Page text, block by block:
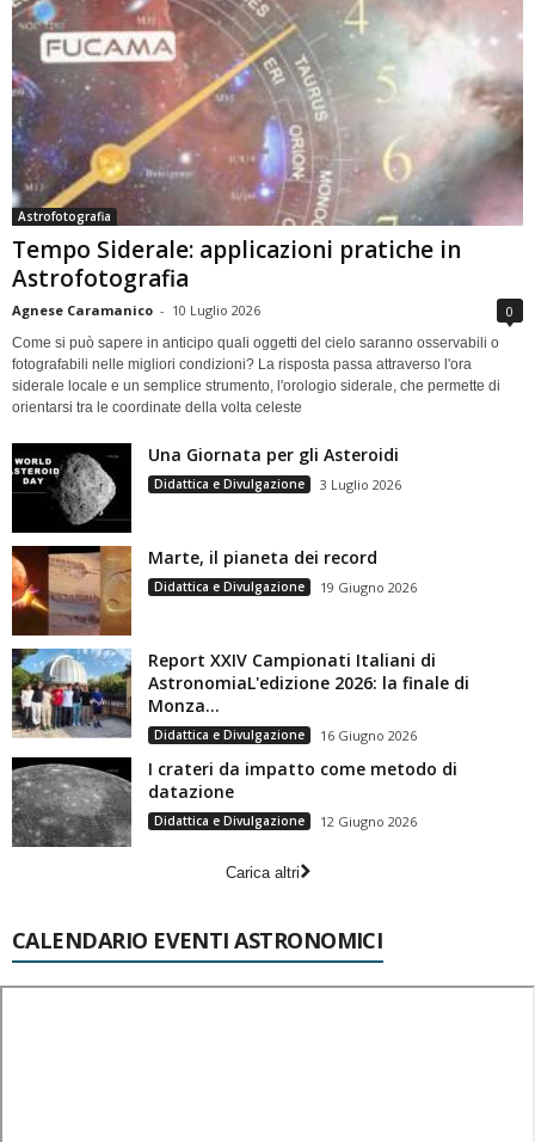
Astrofotografia
Tempo Siderale: applicazioni pratiche in
Astrofotografia
Agnese Caramanico - 10 Luglio 2026 0
Come si può sapere in anticipo quali oggetti del cielo saranno osservabili o
fotografabili nelle migliori condizioni? La risposta passa attraverso l'ora
siderale locale e un semplice strumento, l'orologio siderale, che permette di
orientarsi tra le coordinate della volta celeste
Una Giornata per gli Asteroidi
Didattica e Divulgazione 3 Luglio 2026
Marte, il pianeta dei record
Didattica e Divulgazione 19 Giugno 2026
Report XXIV Campionati Italiani di
AstronomiaL'edizione 2026: la finale di
Monza...
Didattica e Divulgazione 16 Giugno 2026
I crateri da impatto come metodo di
datazione
Didattica e Divulgazione 12 Giugno 2026
Carica altri
CALENDARIO EVENTI ASTRONOMICI